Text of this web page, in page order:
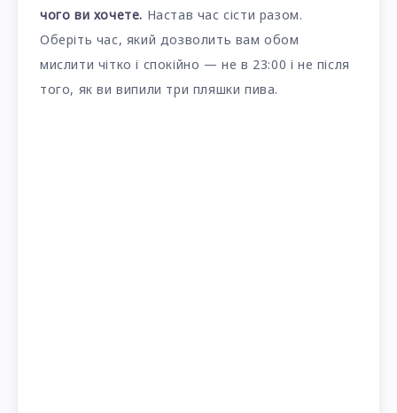
чого ви хочете. Настав час сісти разом.
Оберіть час, який дозволить вам обом
мислити чітко і спокійно — не в 23:00 і не після
того, як ви випили три пляшки пива.